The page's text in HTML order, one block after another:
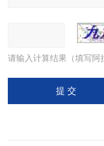
请输入计算结果（填写阿